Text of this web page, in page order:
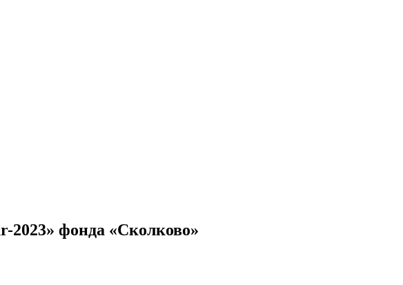
2023» фонда «Сколково»